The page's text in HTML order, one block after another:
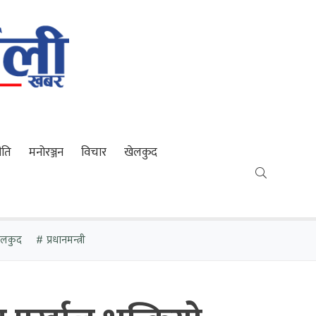
मनोरञ्जन विचार खेलकुद
प्रधानमन्त्री